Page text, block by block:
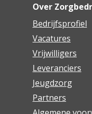
Over
Bedrijfsprofiel
Vacatures
Vrijwilligers
Leveranciers
Jeugdzorg
Partners